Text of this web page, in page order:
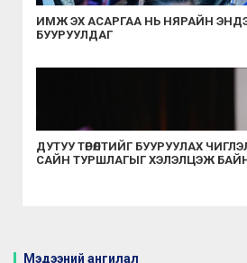
ИМЖ ЭХ АСАРГАА НЬ НЯРАЙН
БУУРУУЛДАГ
ДУТУУ ТӨРӨЛТИЙГ БУУРУУЛАХ
САЙН ТУРШЛАГЫГ ХЭЛЭЛЦЭЖ
Мэдээний ангилал